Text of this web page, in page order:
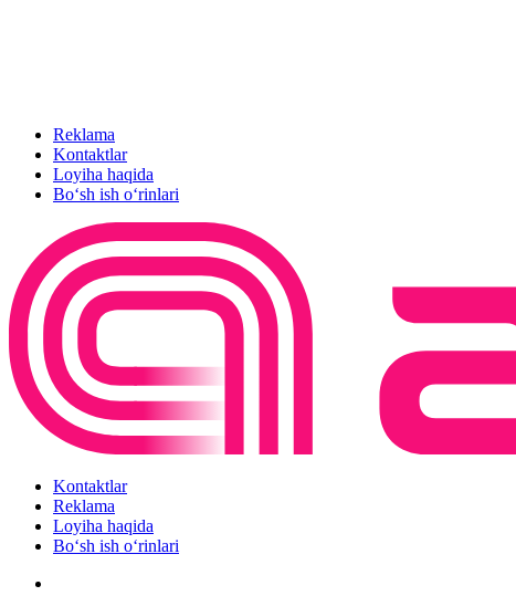
Reklama
Kontaktlar
Loyiha haqida
Bo‘sh ish o‘rinlari
Kontaktlar
Reklama
Loyiha haqida
Bo‘sh ish o‘rinlari